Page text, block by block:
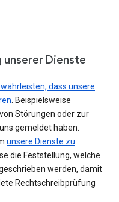
unserer Dienste
dass unsere
. Beispielsweise
Störungen oder zur
gemeldet haben.
unsere Dienste zu
die Feststellung, welche
werden, damit
Rechtschreibprüfung